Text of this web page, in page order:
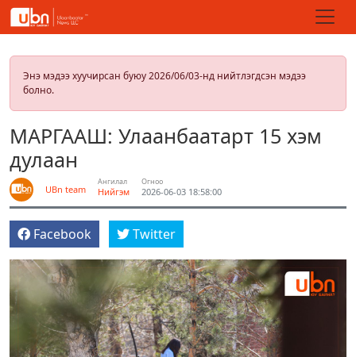
Энэ мэдээ хуучирсан буюу 2026/06/03-нд нийтлэгдсэн мэдээ
болно.
МАРГААШ: Улаанбаатарт 15 хэм
дулаан
UBn team
Ангилал
Нийгэм
Огноо
2026-06-03 18:58:00
Facebook Twitter